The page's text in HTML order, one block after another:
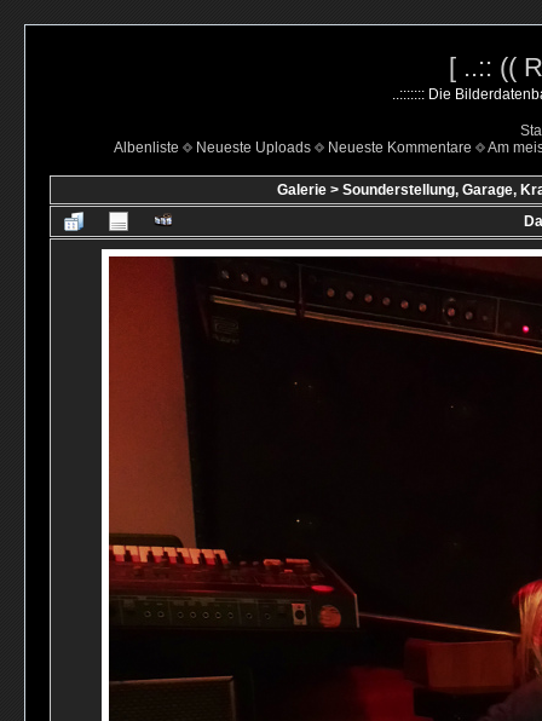
[ ..:: ((
..::::::: Die
Albenliste
Neueste Uploads Neueste Kommentare Am
Galerie> Sounderstellung, Garage,